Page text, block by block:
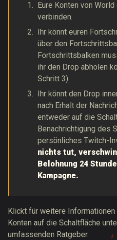
Eure Konten von
verbinden.
Ihr könnt euren
über den
Fortschrittsbalken
ihr den Drop abholen
Schritt 3).
Ihr könnt den Drop
nach Erhalt der
entweder auf die
Benachrichtigung des
persönliches Twitch-
nichts tut,
Belohnung 24
Kampagne.
Klickt für weitere
Konten auf die Schaltfläche
umfassenden Ratgeber.